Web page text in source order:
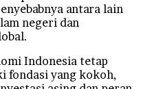
antara lain
negeri dan
Indonesia tetap
fondasi yang kokoh,